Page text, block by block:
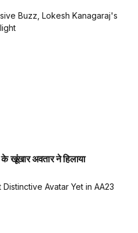
खूंखार अवतार ने हिलाया